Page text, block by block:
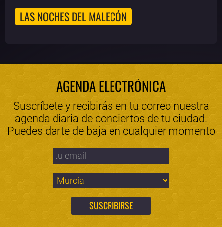
LAS NOCHES DEL MALECÓN
AGENDA ELECTRÓNICA
Suscríbete y recibirás en tu correo nuestra
agenda diaria de conciertos de tu ciudad.
Puedes darte de baja en cualquier momento